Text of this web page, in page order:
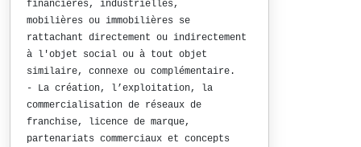
financières, industrielles,
mobilières ou immobilières se
rattachant directement ou indirectement
à l'objet social ou à tout objet
similaire, connexe ou complémentaire.
- La création, l’exploitation, la
commercialisation de réseaux de
franchise, licence de marque,
partenariats commerciaux et concepts